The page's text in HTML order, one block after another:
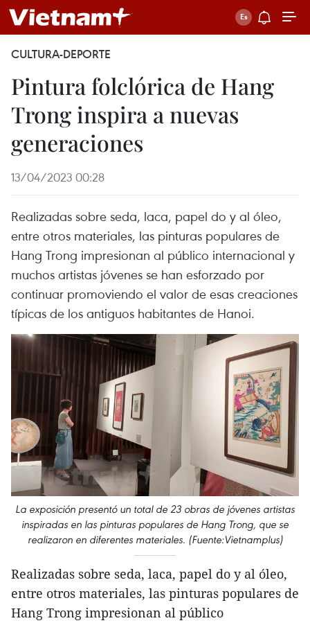
CULTURA-DEPORTE
Pintura folclórica de Hang
Trong inspira a nuevas
generaciones
13/04/2023 00:28
Realizadas sobre seda, laca, papel do y al óleo,
entre otros materiales, las pinturas populares de
Hang Trong impresionan al público internacional y
muchos artistas jóvenes se han esforzado por
continuar promoviendo el valor de esas creaciones
típicas de los antiguos habitantes de Hanoi.
La exposición presentó un total de 23 obras de jóvenes artistas
inspiradas en las pinturas populares de Hang Trong, que se
realizaron en diferentes materiales. (Fuente:Vietnamplus)
Realizadas sobre seda, laca, papel do y al óleo,
entre otros materiales, las pinturas populares de
Hang Trong impresionan al público